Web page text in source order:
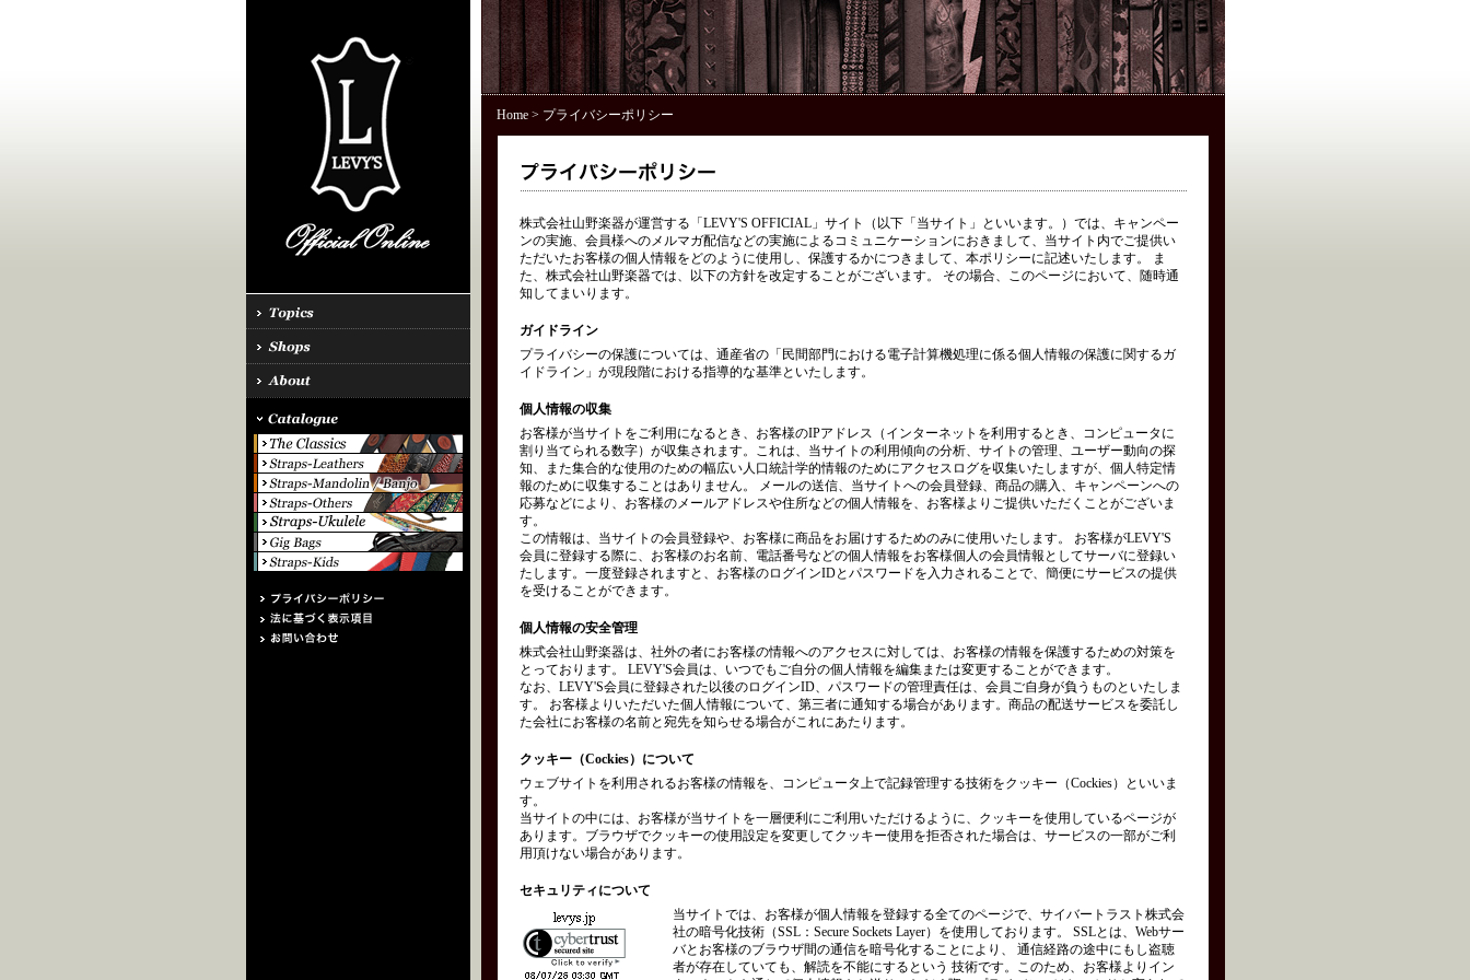
Home> プライバシーポリシー
株式会社山野楽器が運営する「LEVY'S OFFICIAL」サイト（以下「当サイト」といいます。）では、キャンペー
ンの実施、会員様へのメルマガ配信などの実施によるコミュニケーションにおきまして、当サイト内でご提供い
ただいたお客様の個人情報をどのように使用し、保護するかにつきまして、本ポリシーに記述いたします。 ま
た、株式会社山野楽器では、以下の方針を改定することがございます。 その場合、このページにおいて、随時通
知してまいります。
ガイドライン
プライバシーの保護については、通産省の「民間部門における電子計算機処理に係る個人情報の保護に関するガ
イドライン」が現段階における指導的な基準といたします。
個人情報の収集
お客様が当サイトをご利用になるとき、お客様のIPアドレス（インターネットを利用するとき、コンピュータに
割り当てられる数字）が収集されます。これは、当サイトの利用傾向の分析、サイトの管理、ユーザー動向の探
知、また集合的な使用のための幅広い人口統計学的情報のためにアクセスログを収集いたしますが、個人特定情
報のために収集することはありません。 メールの送信、当サイトへの会員登録、商品の購入、キャンペーンへの
応募などにより、お客様のメールアドレスや住所などの個人情報を、お客様よりご提供いただくことがございま
す。
この情報は、当サイトの会員登録や、お客様に商品をお届けするためのみに使用いたします。 お客様がLEVY'S
会員に登録する際に、お客様のお名前、電話番号などの個人情報をお客様個人の会員情報としてサーバに登録い
たします。一度登録されますと、お客様のログインIDとパスワードを入力されることで、簡便にサービスの提供
を受けることができます。
個人情報の安全管理
株式会社山野楽器は、社外の者にお客様の情報へのアクセスに対しては、お客様の情報を保護するための対策を
とっております。 LEVY'S会員は、いつでもご自分の個人情報を編集または変更することができます。
なお、LEVY'S会員に登録された以後のログインID、パスワードの管理責任は、会員ご自身が負うものといたしま
す。 お客様よりいただいた個人情報について、第三者に通知する場合があります。商品の配送サービスを委託し
た会社にお客様の名前と宛先を知らせる場合がこれにあたります。
クッキー（Cockies）について
ウェブサイトを利用されるお客様の情報を、コンピュータ上で記録管理する技術をクッキー（Cockies）といいま
す。
当サイトの中には、お客様が当サイトを一層便利にご利用いただけるように、クッキーを使用しているページが
あります。ブラウザでクッキーの使用設定を変更してクッキー使用を拒否された場合は、サービスの一部がご利
用頂けない場合があります。
セキュリティについて
当サイトでは、お客様が個人情報を登録する全てのページで、サイバートラスト株式会
社の暗号化技術（SSL：Secure Sockets Layer）を使用しております。 SSLとは、Webサー
バとお客様のブラウザ間の通信を暗号化することにより、 通信経路の途中にもし盗聴
者が存在していても、解読を不能にするという 技術です。このため、お客様よりイン